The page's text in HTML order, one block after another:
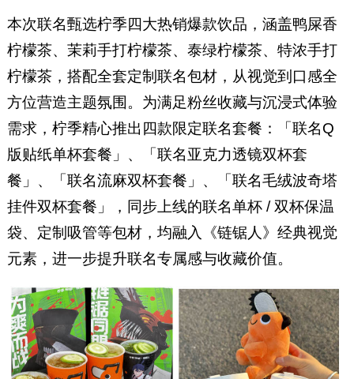
本次联名甄选柠季四大热销爆款饮品，涵盖鸭屎香
柠檬茶、茉莉手打柠檬茶、泰绿柠檬茶、特浓手打
柠檬茶，搭配全套定制联名包材，从视觉到口感全
方位营造主题氛围。为满足粉丝收藏与沉浸式体验
需求，柠季精心推出四款限定联名套餐：「联名Q
版贴纸单杯套餐」、「联名亚克力透镜双杯套
餐」、「联名流麻双杯套餐」、「联名毛绒波奇塔
挂件双杯套餐」，同步上线的联名单杯 / 双杯保温
袋、定制吸管等包材，均融入《链锯人》经典视觉
元素，进一步提升联名专属感与收藏价值。